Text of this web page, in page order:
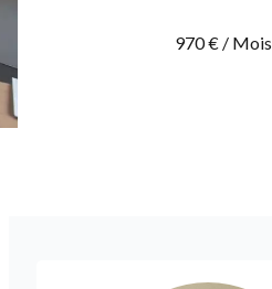
970 € / Mois